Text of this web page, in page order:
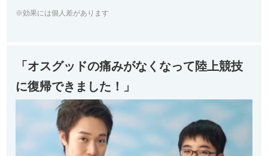
※効果には個人差があります
「オスグッドの痛みがなくなって陸上競技
に復帰できました！」